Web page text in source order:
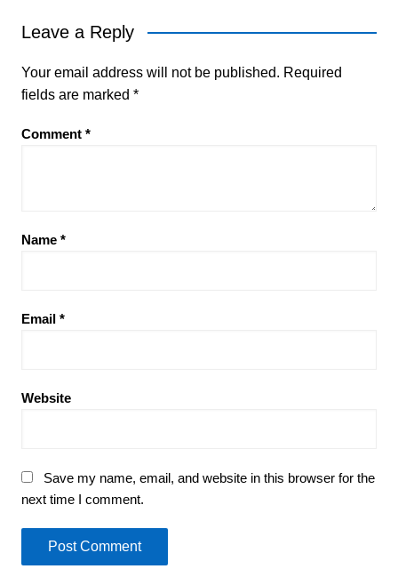
Leave a Reply
Your email address will not be published. Required
fields are marked *
Comment *
Name *
Email *
Website
Save my name, email, and website in this browser for the
next time I comment.